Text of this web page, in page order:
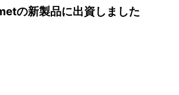
の新製品に出資しました